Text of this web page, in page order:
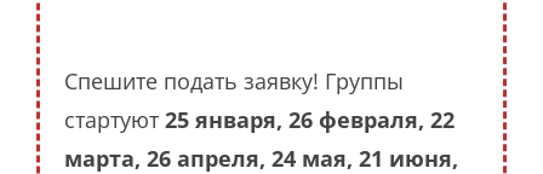
Спешите подать заявку! Группы
стартуют 25 января, 26 февраля, 22
марта, 26 апреля, 24 мая, 21 июня,